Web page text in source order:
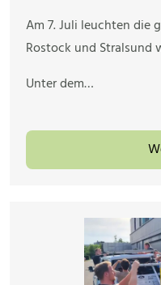
Am 7. Juli leuchten die
Rostock und Stralsund
Unter dem…